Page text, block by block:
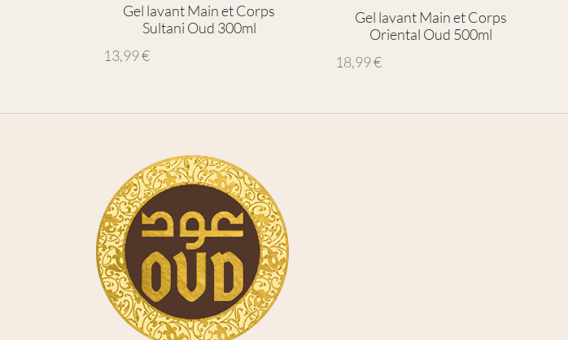
Gel lavant Main et Corps
Sultani Oud 300ml
13,99€
Gel lavant Main et Corps
Oriental Oud 500ml
18,99€